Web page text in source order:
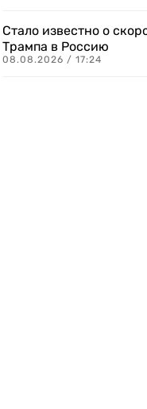
Стало известно о
Трампа в Россию
08.08.2026 / 17:24